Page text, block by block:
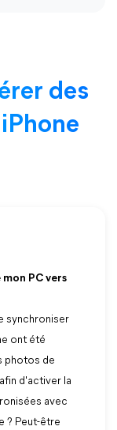
des
PC vers
synchroniser
ont été
photos de
d'activer la
avec
? Peut-être